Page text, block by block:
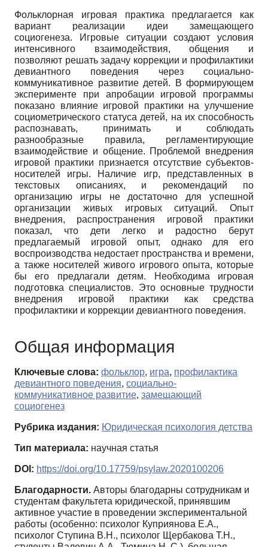
Фольклорная игровая практика предлагается как
вариант реализации идеи замещающего
социогенеза. Игровые ситуации создают условия
интенсивного взаимодействия, общения и
позволяют решать задачу коррекции и профилактики
девиантного поведения через социально-
коммуникативное развитие детей. В формирующем
эксперименте при апробации игровой программы
показано влияние игровой практики на улучшение
социометрического статуса детей, на их способность
распознавать, принимать и соблюдать
разнообразные правила, регламентирующие
взаимодействие и общение. Проблемой внедрения
игровой практики признается отсутствие субъектов-
носителей игры. Наличие игр, представленных в
текстовых описаниях, и рекомендаций по
организацию игры не достаточно для успешной
организации живых игровых ситуаций. Опыт
внедрения, распространения игровой практики
показал, что дети легко и радостно берут
предлагаемый игровой опыт, однако для его
воспроизводства недостает пространства и времени,
а также носителей живого игрового опыта, которые
бы его предлагали детям. Необходима игровая
подготовка специалистов. Это основные трудности
внедрения игровой практики как средства
профилактики и коррекции девиантного поведения.
Общая информация
Ключевые слова: фольклор, игра, профилактика
девиантного поведения, социально-
коммуникативное развитие, замещающий
социогенез
Рубрика издания: Юридическая психология детства
Тип материала: научная статья
DOI: https://doi.org/10.17759/psylaw.2020100206
Благодарности. Авторы благодарны сотрудникам и
студентам факультета юридической, принявшим
активное участие в проведении экспериментальной
работы (особенно: психолог Куприянова Е.А.,
психолог Ступина В.Н., психолог Щербакова Т.Н.,